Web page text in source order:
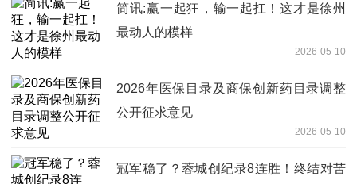
简讯:赢一起狂，输一起扛！这才是徐州
最动人的模样
2026-05-10
2026年医保目录及商保创新药目录调整
公开征求意见
2026-05-10
冠军稳了？蓉城创纪录8连胜！终结对苦